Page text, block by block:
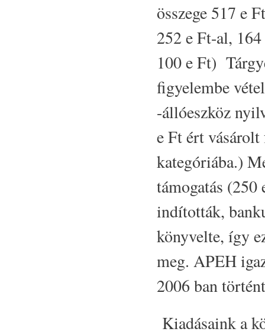
összege 517 e
252 e Ft-al,
100 e Ft)
figyelembe
-állóeszköz
e Ft ért vásárolt
kategóriába.)
támogatás
indították,
könyvelte, így
meg. APEH
2006 ban
Kiadásaink a